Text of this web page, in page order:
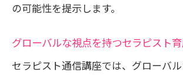
の可能性を提示します。
グローバルな視点を持つセラピスト
セラピスト通信講座では、グローバ